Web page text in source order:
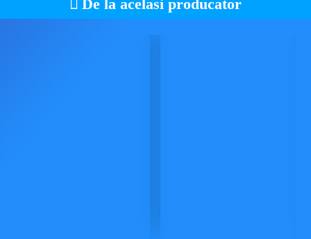
De la acelasi producator